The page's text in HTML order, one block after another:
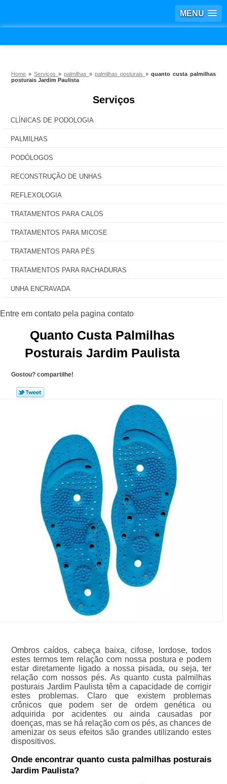
MENU
Home »Serviços»palmilhas»palmilhas posturais » quanto custa palmilhas
posturais Jardim Paulista
Serviços
CLÍNICAS DE PODOLOGIA
PALMILHAS
PODÓLOGOS
RECONSTRUÇÃO DE UNHAS
REFLEXOLOGIA
TRATAMENTOS PARA CALOS
TRATAMENTOS PARA MICOSE
TRATAMENTOS PARA PÉS
TRATAMENTOS PARA RACHADURAS
UNHA ENCRAVADA
Quanto Custa Palmilhas
Posturais Jardim Paulista
Gostou? compartilhe!
Ombros caídos, cabeça baixa, cifose, lordose, todos
estes termos tem relação com nossa postura e podem
estar diretamente ligado a nossa pisada, ou seja, ter
relação com nossos pés. As quanto custa palmilhas
posturais Jardim Paulista têm a capacidade de corrigir
estes problemas. Claro que existem problemas
crônicos que podem ser de ordem genética ou
adquirida por acidentes ou ainda causadas por
doenças, mas se há relação com os pés, as chances de
amenizar os seus efeitos são grandes utilizando estes
dispositivos.
Onde encontrar quanto custa palmilhas posturais
Jardim Paulista?